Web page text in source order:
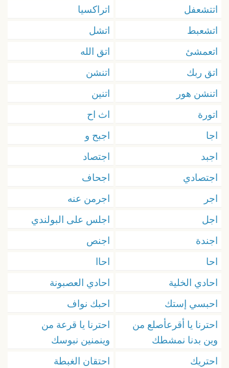
اتتشعفل
اتراكسيا
اتشعبط
اتشل
اتعمشئ
اتق الله
اتق ربك
اتنشن
اتنشن هور
اتنين
اتورة
اث اح
اجا
اجبح و
اجبد
اجتصاد
اجتصادي
اجحاف
اجر
اجرمن عنه
اجل
اجلس على البولندي
اجندة
اجنص
احا
احاا
احادي الخلية
احادي العصبونة
احبسي إستك
احبك نواف
احترنا يا أقرعأصلع من
وين بدنا نمشطك
احترنا يا قرعة من
وينمنين نبوسك
احتريك
احتقان الغبطة